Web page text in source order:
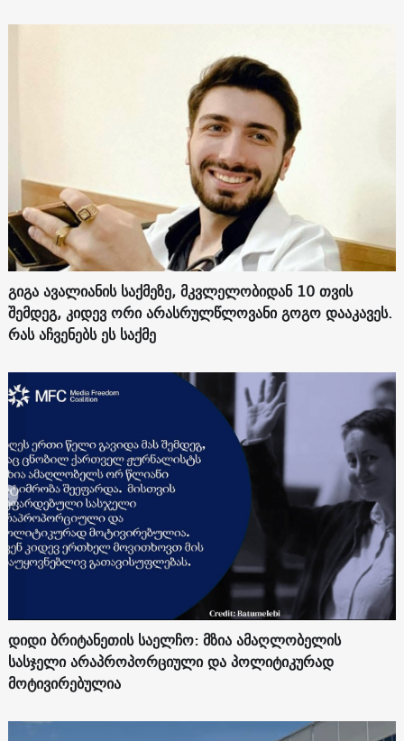
გიგა ავალიანის საქმეზე, მკვლელობიდან 10 თვის
შემდეგ, კიდევ ორი არასრულწლოვანი გოგო დააკავეს.
რას აჩვენებს ეს საქმე
დიდი ბრიტანეთის საელჩო: მზია ამაღლობელის
სასჯელი არაპროპორციული და პოლიტიკურად
მოტივირებულია